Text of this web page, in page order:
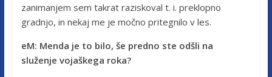
zanimanjem sem takrat raziskoval t. i. preklopno
gradnjo, in nekaj me je močno pritegnilo v les.
eM: Menda je to bilo, še predno ste odšli na
služenje vojaškega roka?